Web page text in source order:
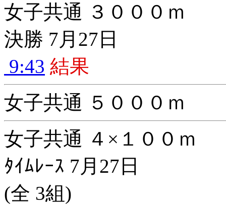
女子共通 ３０００ｍ
決勝 7月27日
9:43 結果
女子共通 ５０００ｍ
女子共通 ４×１００ｍ
ﾀｲﾑﾚｰｽ 7月27日
(全 3組)